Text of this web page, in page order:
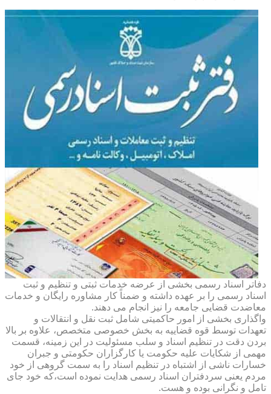
دفاتر اسناد رسمی بخشی از عرضه خدمات ثبتی و تنظیم و ثبت
اسناد رسمی را بر عهده داشته و ضمناً کار مشاوره رایگان و خدمات
معاضدت قضایی جامعه را نیز انجام می دهند.
واگذاری بخشی از امور حاکمیتی شامل ثبت نقل و انتقالات و
تعهدات توسط قوه قضاییه به بخش خصوصی متخصص، علاوه بر بالا
بردن دقت در تنظیم اسناد و سلب مسئولیت در این زمینه، قسمت
مهمی از شکایات علیه حکومت یا کارگزاران حکومتی و جبران
خسارات ناشی از اشتباه در تنظیم اسناد را به سمت گروهی از خود
مردم یعنی سردفتران اسناد رسمی هدایت نموده است،که خود جای
تامل و نگرانی بوده و هست.